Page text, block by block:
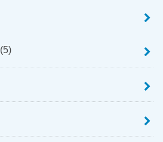
(5)